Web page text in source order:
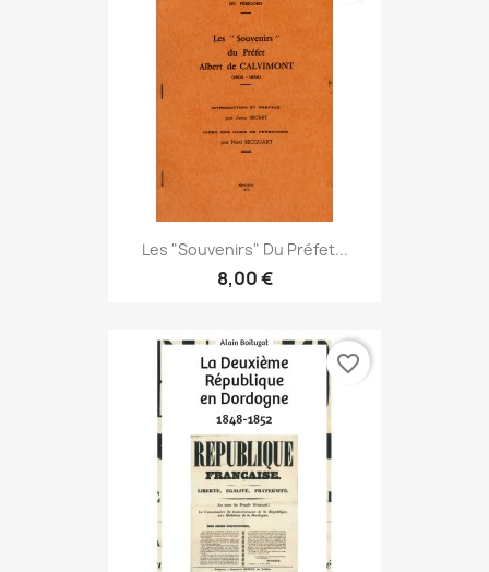
Les "Souvenirs" Du Préfet...
8,00 €
favorite_border